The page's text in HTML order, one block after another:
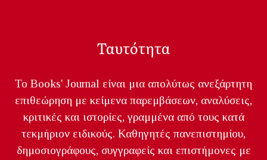
Ταυτότητα
Το Books' Journal είναι μια απολύτως ανεξάρτητη
επιθεώρηση με κείμενα παρεμβάσεων, αναλύσεις,
κριτικές και ιστορίες, γραμμένα από τους κατά
τεκμήριον ειδικούς. Καθηγητές πανεπιστημίου,
δημοσιογράφους, συγγραφείς και επιστήμονες με